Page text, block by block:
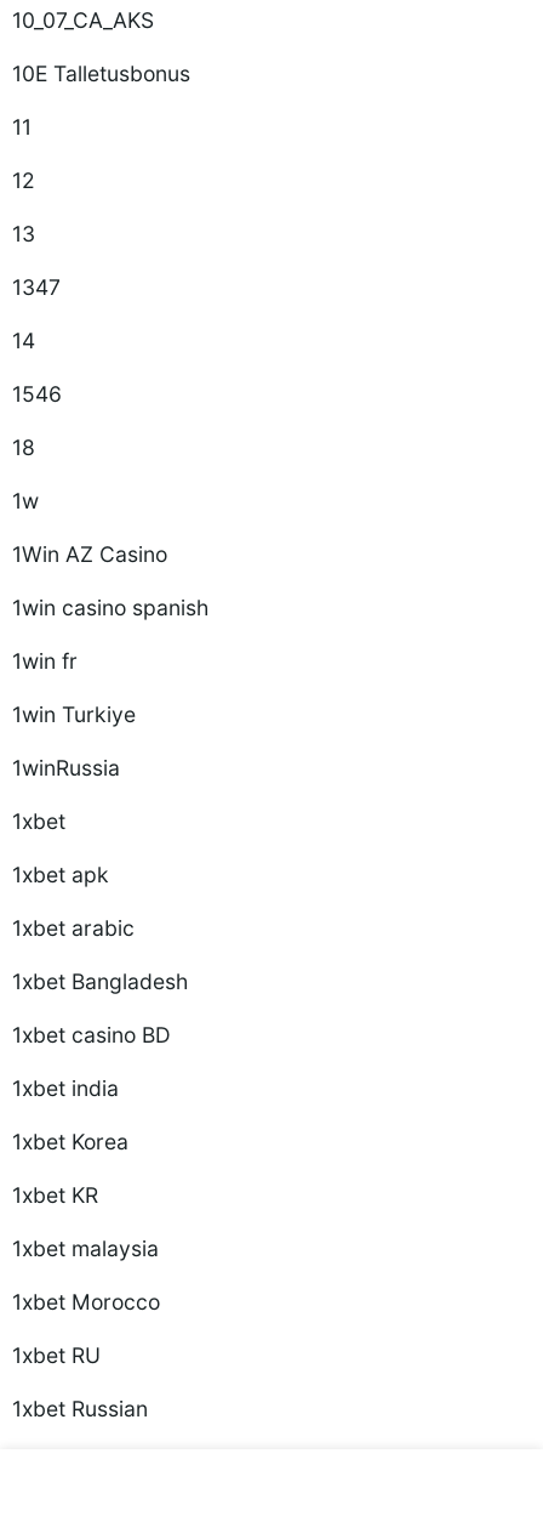
10_07_CA_AKS
10E Talletusbonus
11
12
13
1347
14
1546
18
1w
1Win AZ Casino
1win casino spanish
1win fr
1win Turkiye
1winRussia
1xbet
1xbet apk
1xbet arabic
1xbet Bangladesh
1xbet casino BD
1xbet india
1xbet Korea
1xbet KR
1xbet malaysia
1xbet Morocco
1xbet RU
1xbet Russian